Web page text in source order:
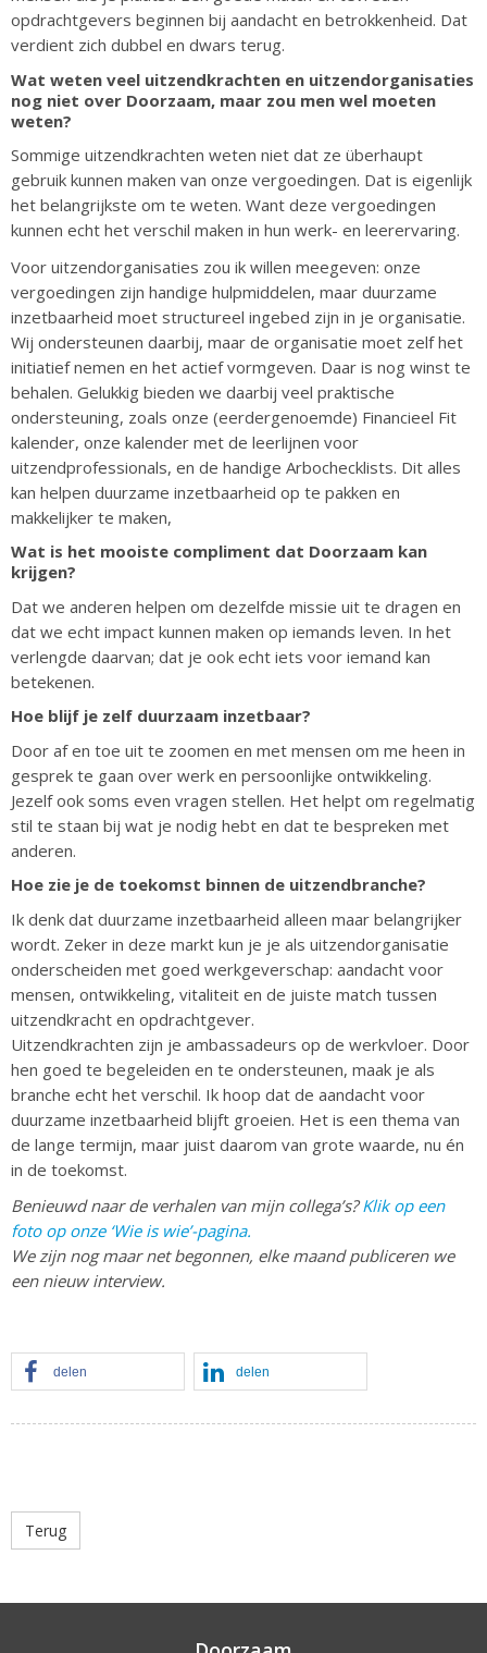
opdrachtgevers beginnen bij aandacht en betrokkenheid. Dat
verdient zich dubbel en dwars terug.
Wat weten veel uitzendkrachten en uitzendorganisaties
nog niet over Doorzaam, maar zou men wel moeten
weten?
Sommige uitzendkrachten weten niet dat ze überhaupt
gebruik kunnen maken van onze vergoedingen. Dat is eigenlijk
het belangrijkste om te weten. Want deze vergoedingen
kunnen echt het verschil maken in hun werk- en leerervaring.
Voor uitzendorganisaties zou ik willen meegeven: onze
vergoedingen zijn handige hulpmiddelen, maar duurzame
inzetbaarheid moet structureel ingebed zijn in je organisatie.
Wij ondersteunen daarbij, maar de organisatie moet zelf het
initiatief nemen en het actief vormgeven. Daar is nog winst te
behalen. Gelukkig bieden we daarbij veel praktische
ondersteuning, zoals onze (eerdergenoemde) Financieel Fit
kalender, onze kalender met de leerlijnen voor
uitzendprofessionals, en de handige Arbochecklists. Dit alles
kan helpen duurzame inzetbaarheid op te pakken en
makkelijker te maken,
Wat is het mooiste compliment dat Doorzaam kan
krijgen?
Dat we anderen helpen om dezelfde missie uit te dragen en
dat we echt impact kunnen maken op iemands leven. In het
verlengde daarvan; dat je ook echt iets voor iemand kan
betekenen.
Hoe blijf je zelf duurzaam inzetbaar?
Door af en toe uit te zoomen en met mensen om me heen in
gesprek te gaan over werk en persoonlijke ontwikkeling.
Jezelf ook soms even vragen stellen. Het helpt om regelmatig
stil te staan bij wat je nodig hebt en dat te bespreken met
anderen.
Hoe zie je de toekomst binnen de uitzendbranche?
Ik denk dat duurzame inzetbaarheid alleen maar belangrijker
wordt. Zeker in deze markt kun je je als uitzendorganisatie
onderscheiden met goed werkgeverschap: aandacht voor
mensen, ontwikkeling, vitaliteit en de juiste match tussen
uitzendkracht en opdrachtgever.
Uitzendkrachten zijn je ambassadeurs op de werkvloer. Door
hen goed te begeleiden en te ondersteunen, maak je als
branche echt het verschil. Ik hoop dat de aandacht voor
duurzame inzetbaarheid blijft groeien. Het is een thema van
de lange termijn, maar juist daarom van grote waarde, nu én
in de toekomst.
Benieuwd naar de verhalen van mijn collega’s?Klik op een
foto op onze ‘Wie is wie’-pagina.
We zijn nog maar net begonnen, elke maand publiceren we
een nieuw interview.
delen delen
Terug